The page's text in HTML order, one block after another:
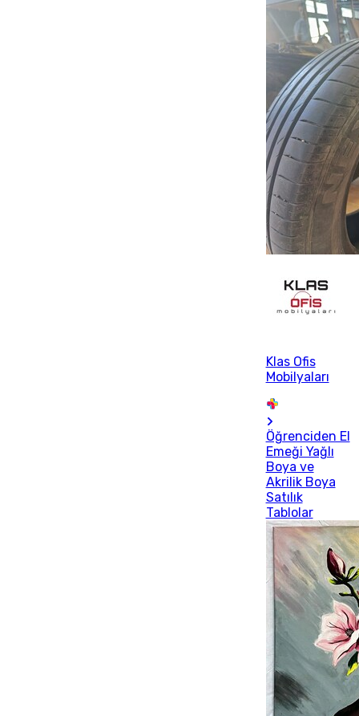
Klas Ofis
Mobilyaları
Öğrenciden El
Emeği Yağlı
Boya ve
Akrilik Boya
Satılık
Tablolar